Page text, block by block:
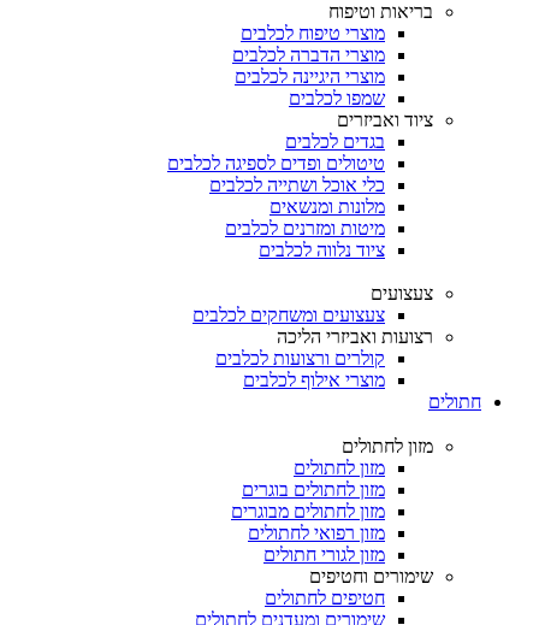
בריאות וטיפוח
מוצרי טיפוח לכלבים
מוצרי הדברה לכלבים
מוצרי היגיינה לכלבים
שמפו לכלבים
ציוד ואביזרים
בגדים לכלבים
טיטולים ופדים לספיגה לכלבים
כלי אוכל ושתייה לכלבים
מלונות ומנשאים
מיטות ומזרנים לכלבים
ציוד נלווה לכלבים
צעצועים
צעצועים ומשחקים לכלבים
רצועות ואביזרי הליכה
קולרים ורצועות לכלבים
מוצרי אילוף לכלבים
חתולים
מזון לחתולים
מזון לחתולים
מזון לחתולים בוגרים
מזון לחתולים מבוגרים
מזון רפואי לחתולים
מזון לגורי חתולים
שימורים וחטיפים
חטיפים לחתולים
שימורים ומעדנים לחתולים